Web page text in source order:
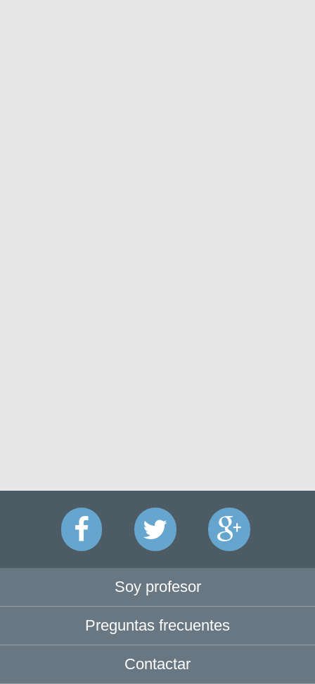
Soy profesor
Preguntas frecuentes
Contactar